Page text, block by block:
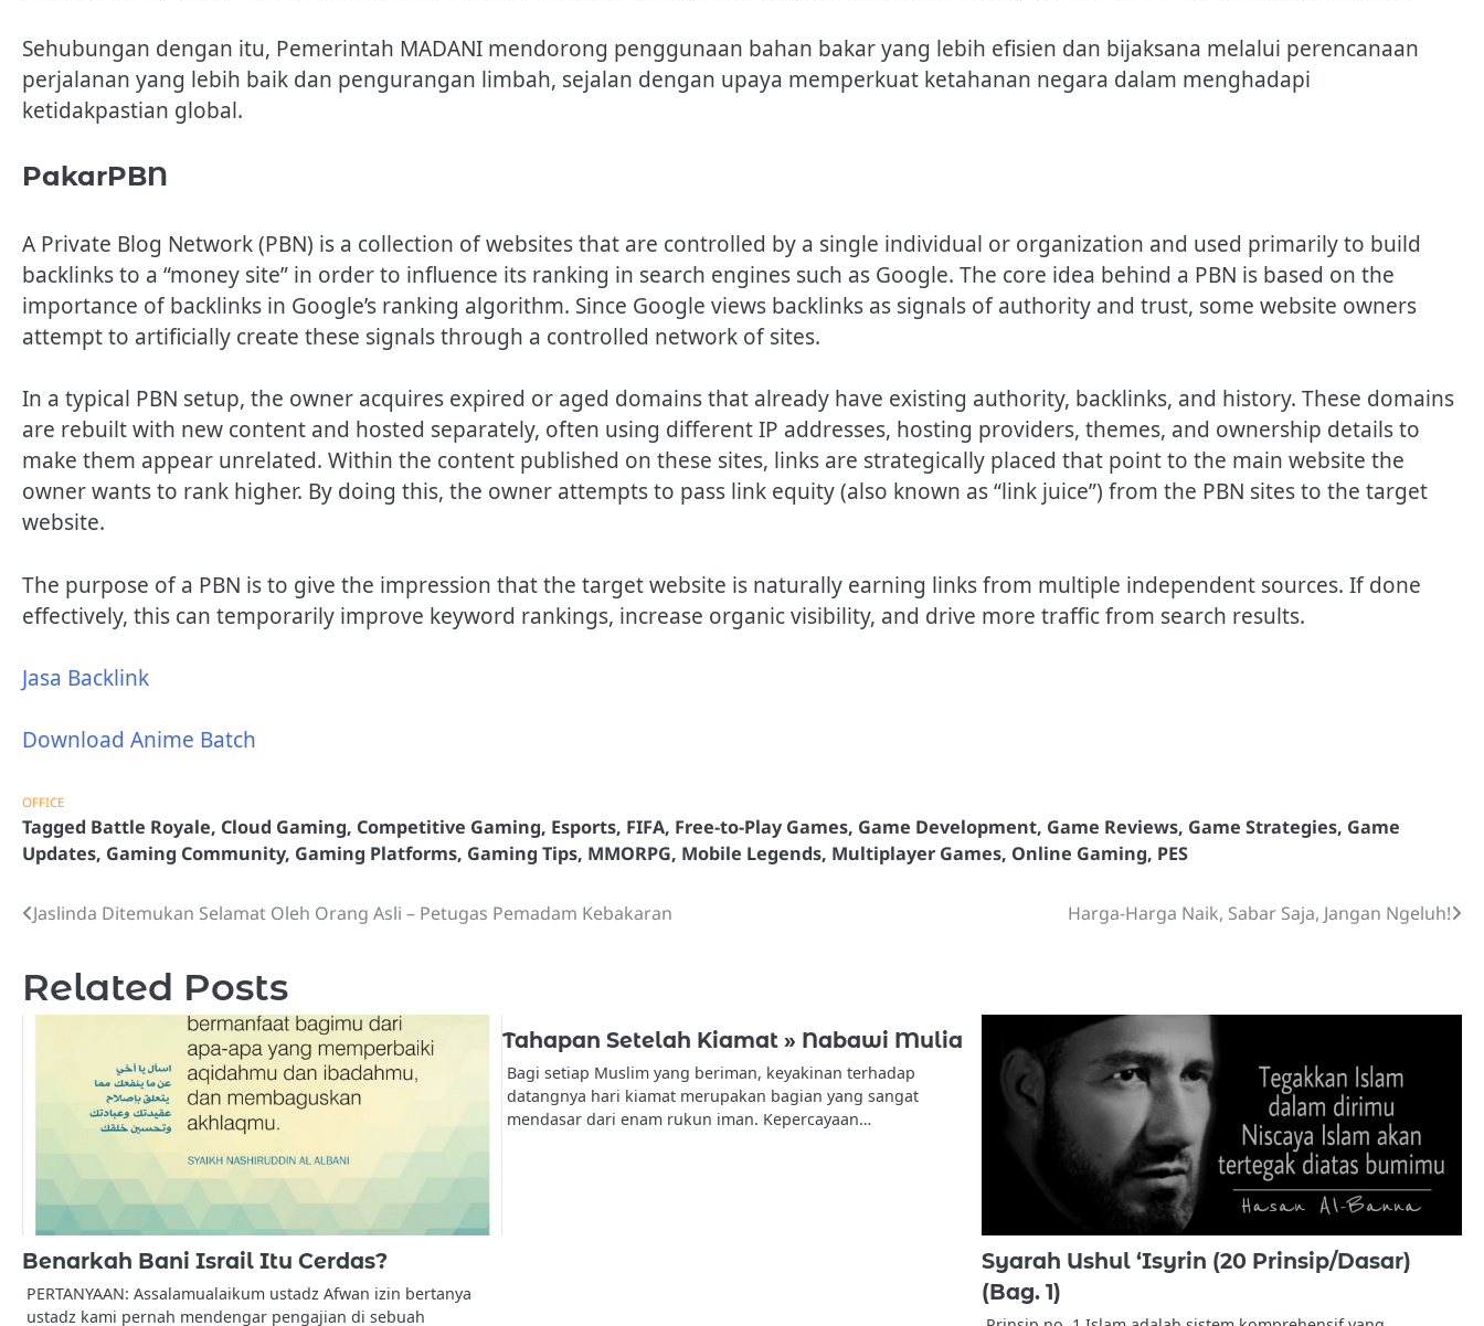
Sehubungan dengan itu, Pemerintah MADANI mendorong penggunaan bahan bakar yang lebih efisien dan bijaksana melalui perencanaan
perjalanan yang lebih baik dan pengurangan limbah, sejalan dengan upaya memperkuat ketahanan negara dalam menghadapi
ketidakpastian global.
PakarPBN
A Private Blog Network (PBN) is a collection of websites that are controlled by a single individual or organization and used primarily to build
backlinks to a “money site” in order to influence its ranking in search engines such as Google. The core idea behind a PBN is based on the
importance of backlinks in Google’s ranking algorithm. Since Google views backlinks as signals of authority and trust, some website owners
attempt to artificially create these signals through a controlled network of sites.
In a typical PBN setup, the owner acquires expired or aged domains that already have existing authority, backlinks, and history. These domains
are rebuilt with new content and hosted separately, often using different IP addresses, hosting providers, themes, and ownership details to
make them appear unrelated. Within the content published on these sites, links are strategically placed that point to the main website the
owner wants to rank higher. By doing this, the owner attempts to pass link equity (also known as “link juice”) from the PBN sites to the target
website.
The purpose of a PBN is to give the impression that the target website is naturally earning links from multiple independent sources. If done
effectively, this can temporarily improve keyword rankings, increase organic visibility, and drive more traffic from search results.
Jasa Backlink
Download Anime Batch
OFFICE
Tagged Battle Royale, Cloud Gaming, Competitive Gaming, Esports, FIFA, Free-to-Play Games, Game Development, Game Reviews, Game Strategies, Game
Updates, Gaming Community, Gaming Platforms, Gaming Tips, MMORPG, Mobile Legends, Multiplayer Games, Online Gaming, PES
Post
Jaslinda Ditemukan Selamat Oleh Orang Asli – Petugas Pemadam Kebakaran Harga-Harga Naik, Sabar Saja, Jangan Ngeluh!
Related Posts
Benarkah Bani Israil Itu Cerdas?
PERTANYAAN: Assalamualaikum ustadz Afwan izin bertanya
ustadz kami pernah mendengar pengajian di sebuah
Tahapan Setelah Kiamat » Nabawi Mulia
Bagi setiap Muslim yang beriman, keyakinan terhadap
datangnya hari kiamat merupakan bagian yang sangat
mendasar dari enam rukun iman. Kepercayaan…
Syarah Ushul ‘Isyrin (20 Prinsip/Dasar)
(Bag. 1)